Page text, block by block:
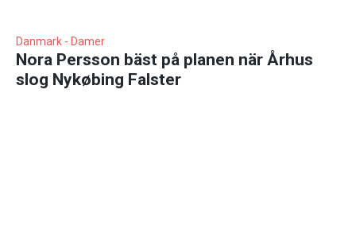
Danmark - Damer
Nora Persson bäst på planen när Århus
slog Nykøbing Falster